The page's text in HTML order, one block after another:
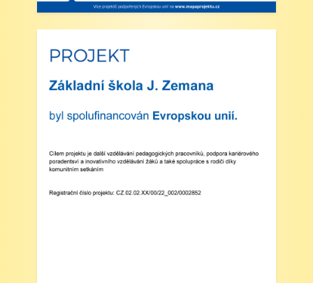
5. Projekt „Obědy do škol“: Zákonní zástupci
žáků, kteří budou do projektu zapojeni,
předloží škole platné potvrzení z Úřadu práce o
pobírání dávek hmotné nouze. Tito zákonní
zástupci budou dne 2. září 2025 kontaktováni
V Náchodě dne 20. srpna 2025 Ing. Ivo
Zveřejněno: 29.5.2025